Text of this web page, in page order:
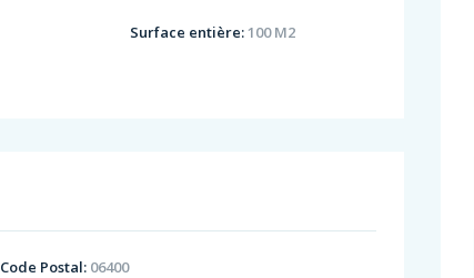
Surface entière: 100 M2
Code Postal:06400